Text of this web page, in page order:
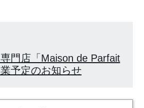
門店「Maison de Parfait
予定のお知らせ